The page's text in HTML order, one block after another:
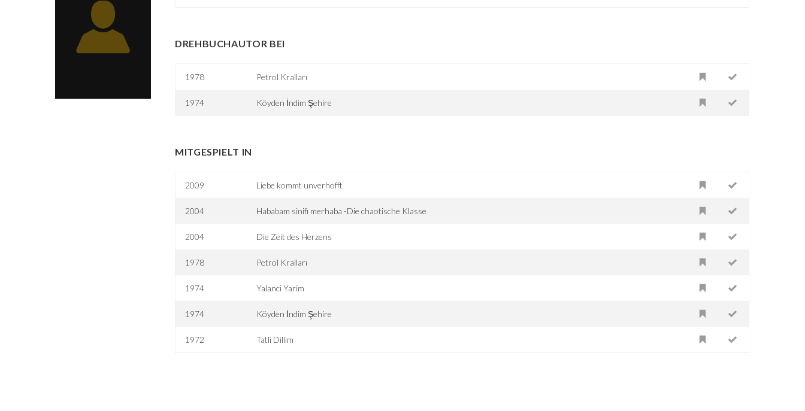
DREHBUCHAUTOR BEI
1978 Petrol Kralları
1974 Köyden İndim Şehire
MITGESPIELT IN
2009 Liebe kommt unverhofft
2004 Hababam sinifi merhaba -Die chaotische Klasse
2004 Die Zeit des Herzens
1978 Petrol Kralları
1974 Yalanci Yarim
1974 Köyden İndim Şehire
1972 Tatli Dillim